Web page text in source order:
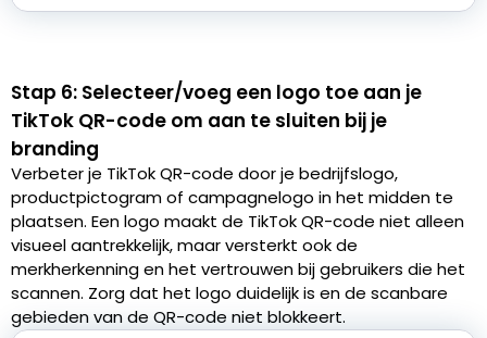
Stap 6: Selecteer/voeg een logo toe aan je
TikTok QR-code om aan te sluiten bij je
branding
Verbeter je TikTok QR-code door je bedrijfslogo,
productpictogram of campagnelogo in het midden te
plaatsen. Een logo maakt de TikTok QR-code niet alleen
visueel aantrekkelijk, maar versterkt ook de
merkherkenning en het vertrouwen bij gebruikers die het
scannen. Zorg dat het logo duidelijk is en de scanbare
gebieden van de QR-code niet blokkeert.